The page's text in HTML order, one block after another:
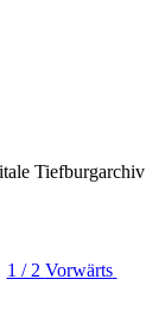
Tiefburgarchiv
1 / 2 Vorwärts